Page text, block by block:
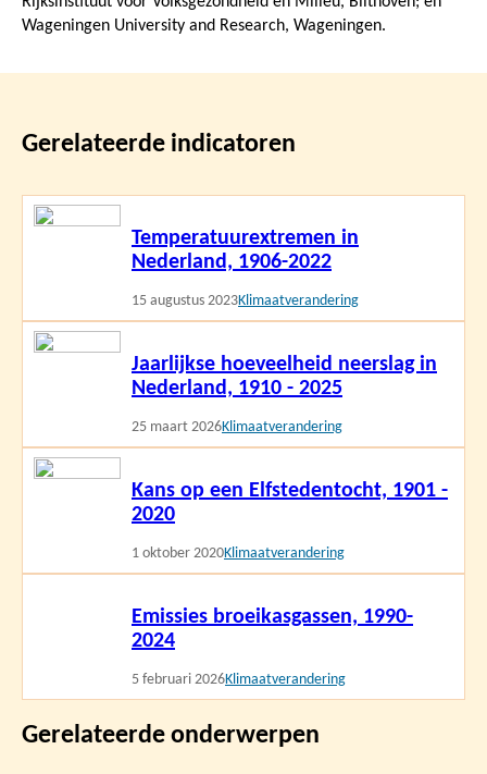
Wageningen University and Research, Wageningen.
Gerelateerde indicatoren
Temperatuurextremen in
Nederland, 1906-2022
15 augustus 2023Klimaatverandering
Lees
Jaarlijkse hoeveelheid neerslag in
Nederland, 1910 - 2025
25 maart 2026Klimaatverandering
Lees
Kans op een Elfstedentocht, 1901 -
2020
1 oktober 2020Klimaatverandering
Lees
Emissies broeikasgassen, 1990-
2024
5 februari 2026Klimaatverandering
Gerelateerde onderwerpen